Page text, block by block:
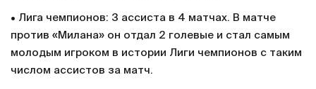
• Лига чемпионов: 3 ассиста в 4 матчах. В матче
против «Милана» он отдал 2 голевые и стал самым
молодым игроком в истории Лиги чемпионов с таким
числом ассистов за матч.